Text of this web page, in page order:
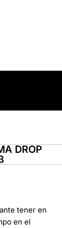
DROP
tener en
en el